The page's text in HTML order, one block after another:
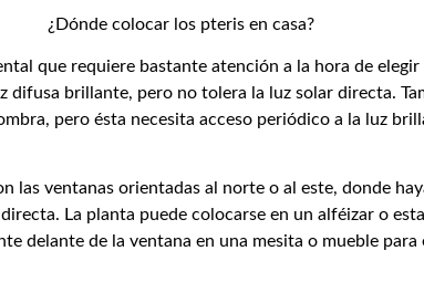
que requiere bastante atención a la hora de
difusa brillante, pero no tolera la luz solar directa.
pero ésta necesita acceso periódico a la luz
las ventanas orientadas al norte o al este, donde
La planta puede colocarse en un alféizar o
delante de la ventana en una mesita o mueble